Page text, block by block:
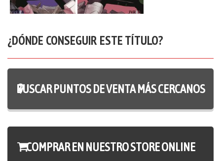
¿DÓNDE CONSEGUIR ESTE TÍTULO?
BUSCAR PUNTOS DE VENTA MÁS CERCANOS
COMPRAR EN NUESTRO STORE ONLINE